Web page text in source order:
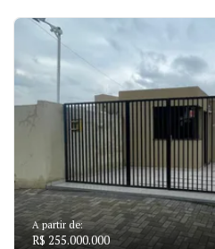
A partir de:
R$ 255.000.000